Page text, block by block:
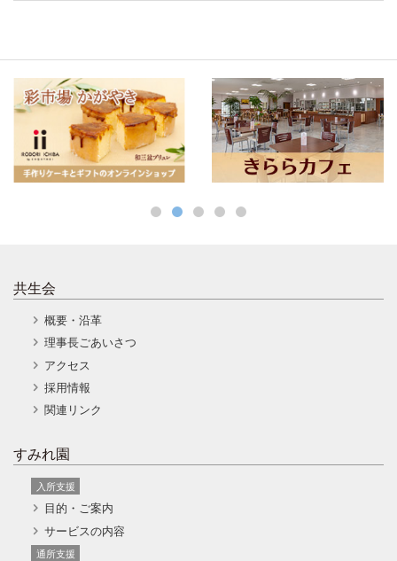
共生会
概要・沿革
理事長ごあいさつ
アクセス
採用情報
関連リンク
すみれ園
入所支援
目的・ご案内
サービスの内容
通所支援